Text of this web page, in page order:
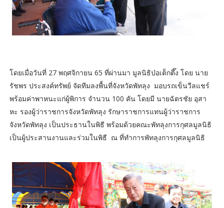
โดยเมื่อวันที่ 27 พฤศจิกายน 65 ที่ผ่านมา มูลนิธิป่อเต็กตึ๊ง โดย นาย
รัชพร ประสงค์ทรัพย์ จัดทีมลงพื้นที่จังหวัดพัทลุง มอบรถเข็นวีลแชร์
พร้อมค่าพาหนะแก่ผู้พิการ จำนวน 100 คัน โดยมี นายฉัตรชัย อุสา
หะ รองผู้ว่าราชการจังหวัดพัทลุง รักษาราชการแทนผู้ว่าราชการ
จังหวัดพัทลุง เป็นประธานในพิธี พร้อมด้วยคณะพัทลุงการกุศลมูลนิธิ
เป็นผู้ประสานงานและร่วมในพิธี ณ ที่ทำการพัทลุงการกุศลมูลนิธิ